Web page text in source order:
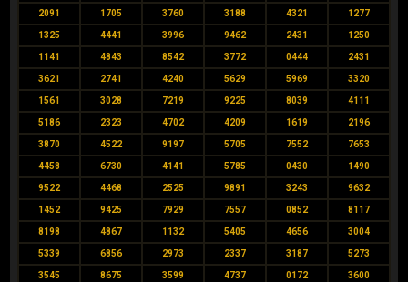
2091 1705 3760 3188 4321 1277
1325 4441 3996 9462 2431 1250
1141 4843 8542 3772 0444 2431
3621 2741 4240 5629 5969 3320
1561 3028 7219 9225 8039 4111
5186 2323 4702 4209 1619 2196
3870 4522 9197 5705 7552 7653
4458 6730 4141 5785 0430 1490
9522 4468 2525 9891 3243 9632
1452 9425 7929 7557 0852 8117
8198 4867 1132 5405 4656 3004
5339 6856 2973 2337 3187 5273
3545 8675 3599 4737 0172 3600